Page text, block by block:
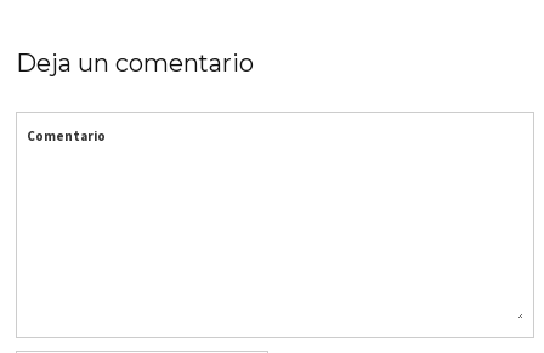
Deja un comentario
Comentario